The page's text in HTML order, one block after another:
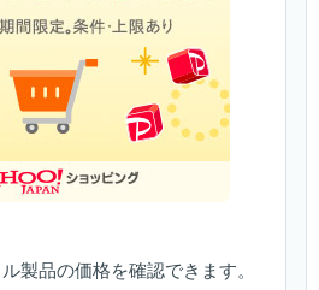
製品の価格を確認できます。